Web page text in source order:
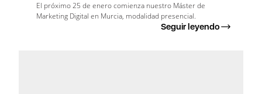
El próximo 25 de enero comienza nuestro Máster de
Marketing Digital en Murcia, modalidad presencial.
Seguir leyendo